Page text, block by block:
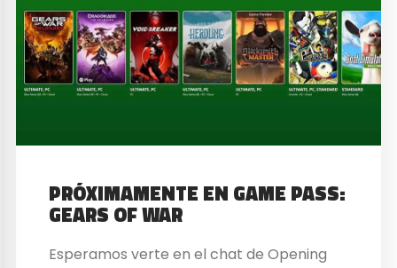
PRÓXIMAMENTE EN GAME PASS:
GEARS OF WAR
Esperamos verte en el chat de Opening